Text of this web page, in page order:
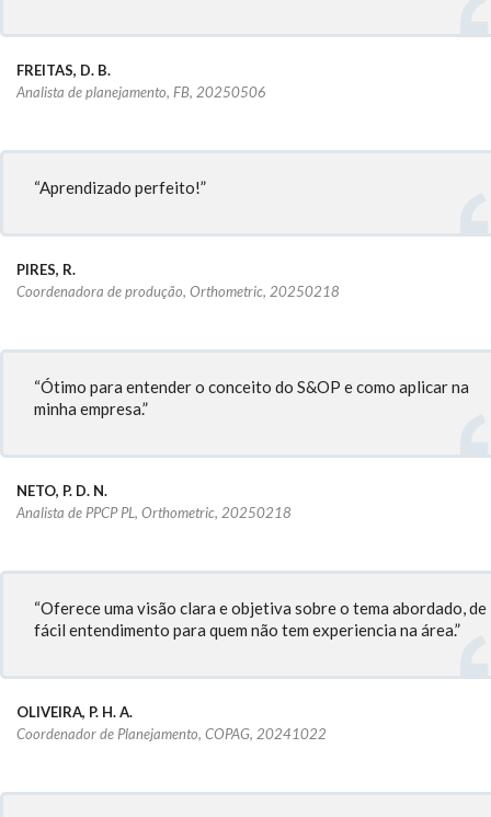
FREITAS, D. B.
Analista de planejamento, FB, 20250506
“Aprendizado perfeito!”
PIRES, R.
Coordenadora de produção, Orthometric, 20250218
“Ótimo para entender o conceito do S&OP e como aplicar na
minha empresa.”
NETO, P. D. N.
Analista de PPCP PL, Orthometric, 20250218
“Oferece uma visão clara e objetiva sobre o tema abordado, de
fácil entendimento para quem não tem experiencia na área.”
OLIVEIRA, P. H. A.
Coordenador de Planejamento, COPAG, 20241022